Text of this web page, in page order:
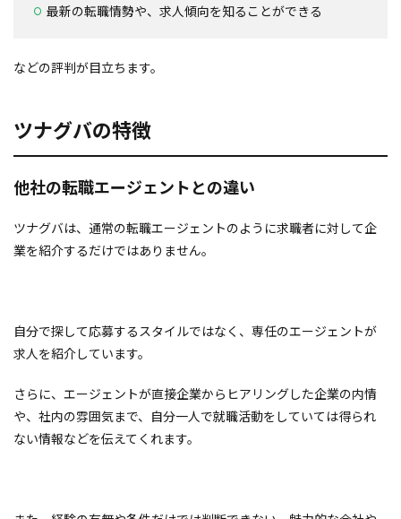
最新の転職情勢や、求人傾向を知ることができる
などの評判が目立ちます。
ツナグバの特徴
他社の転職エージェントとの違い
ツナグバは、通常の転職エージェントのように求職者に対して企
業を紹介するだけではありません。
自分で探して応募するスタイルではなく、専任のエージェントが
求人を紹介しています。
さらに、エージェントが直接企業からヒアリングした企業の内情
や、社内の雰囲気まで、自分一人で就職活動をしていては得られ
ない情報などを伝えてくれます。